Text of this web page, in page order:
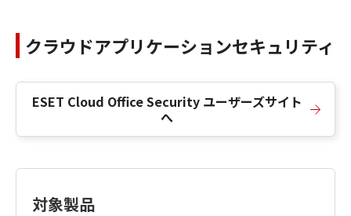
クラウドアプリケーションセキュリティ
ESET Cloud Office Security ユーザーズサイト
へ
対象製品